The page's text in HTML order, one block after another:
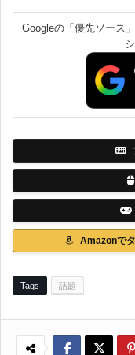
Googleの「優先ソース
Amazonで
Tags 話題